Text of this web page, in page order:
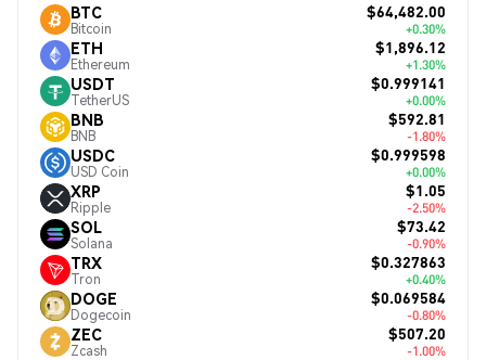
BTC
Bitcoin
$64,482.00
+0.30%
ETH
Ethereum
$1,896.12
+1.30%
USDT
TetherUS
$0.999141
+0.00%
BNB
BNB
$592.81
-1.80%
USDC
USD Coin
$0.999598
+0.00%
XRP
Ripple
$1.05
-2.50%
SOL
Solana
$73.42
-0.90%
TRX
Tron
$0.327863
+0.40%
DOGE
Dogecoin
$0.069584
-0.80%
ZEC
Zcash
$507.20
-1.00%